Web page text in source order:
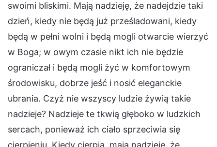
swoimi bliskimi. Mają nadzieję, że nadejdzie taki
dzień, kiedy nie będą już prześladowani, kiedy
będą w pełni wolni i będą mogli otwarcie wierzyć
w Boga; w owym czasie nikt ich nie będzie
ograniczał i będą mogli żyć w komfortowym
środowisku, dobrze jeść i nosić eleganckie
ubrania. Czyż nie wszyscy ludzie żywią takie
nadzieje? Nadzieje te tkwią głęboko w ludzkich
sercach, ponieważ ich ciało sprzeciwia się
cierpieniu. Kiedy cierpią, mają nadzieję, że